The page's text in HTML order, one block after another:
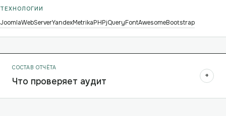
ТЕХНОЛОГИИ
JoomlaWebServerYandexMetrikaPHPjQueryFontAwesomeBootstrap
СОСТАВ ОТЧЁТА
Что проверяет аудит +